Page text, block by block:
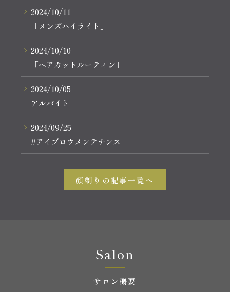
2024/10/11
「メンズハイライト」
2024/10/10
「ヘアカットルーティン」
2024/10/05
アルバイト
2024/09/25
#アイブロウメンテナンス
顔剃りの記事一覧へ
サロン概要
Salon